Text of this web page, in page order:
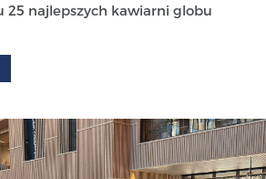
25 najlepszych kawiarni globu